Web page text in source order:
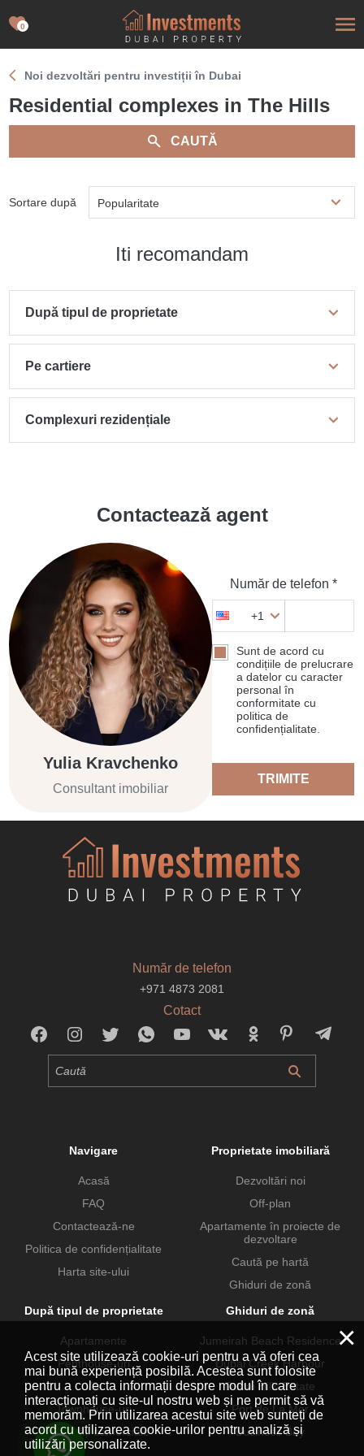
0
Noi dezvoltări pentru investiții în Dubai
Residential complexes in The Hills
CAUTĂ
Sortare după Popularitate
Iti recomandam
După tipul de proprietate
Pe cartiere
Complexuri rezidențiale
Contactează agent
Yulia Kravchenko
Consultant imobiliar
Număr de telefon *
+1
Sunt de acord cu
condițiile de prelucrare
a datelor cu caracter
personal în
conformitate cu
politica de
confidențialitate.
TRIMITE
Număr de telefon
+971 4873 2081
Cotact
Navigare
Acasă
FAQ
Contactează-ne
Politica de confidențialitate
Harta site-ului
Proprietate imobiliară
Dezvoltări noi
Off-plan
Apartamente în proiecte de
dezvoltare
Caută pe hartă
Ghiduri de zonă
După tipul de proprietate
Apartamente
Penthouse-uri
Vile
Townhouse-uri
Proprietăți comerciale
Ghiduri de zonă
Jumeirah Beach Residence
Dubai Creek Harbour
Dubai Hills Estate
Port de La Mer
Business Bay
×
Acest site utilizează cookie-uri pentru a vă oferi cea
mai bună experiență posibilă. Acestea sunt folosite
pentru a colecta informații despre modul în care
interacționați cu site-ul nostru web și ne permit să vă
memorăm. Prin utilizarea acestui site web sunteți de
acord cu utilizarea cookie-urilor pentru analiză și
utilizări personalizate.